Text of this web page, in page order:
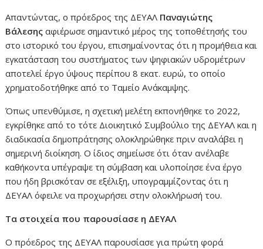
Απαντώντας, ο πρόεδρος της ΔΕΥΑΛ Παναγιώτης
Βάλεσηςαφιέρωσε σημαντικό μέρος της τοποθέτησής του
στο ιστορικό του έργου, επισημαίνοντας ότι η προμήθεια και
εγκατάσταση του συστήματος των ψηφιακών υδρομέτρων
αποτελεί έργο ύψους περίπου 8 εκατ. ευρώ, το οποίο
χρηματοδοτήθηκε από το Ταμείο Ανάκαμψης.
Όπως υπενθύμισε, η σχετική μελέτη εκπονήθηκε το 2022,
εγκρίθηκε από το τότε Διοικητικό Συμβούλιο της ΔΕΥΑΛ και η
διαδικασία δημοπράτησης ολοκληρώθηκε πριν αναλάβει η
σημερινή διοίκηση. Ο ίδιος σημείωσε ότι όταν ανέλαβε
καθήκοντα υπέγραψε τη σύμβαση και υλοποίησε ένα έργο
που ήδη βρισκόταν σε εξέλιξη, υπογραμμίζοντας ότι η
ΔΕΥΑΛ όφειλε να προχωρήσει στην ολοκλήρωσή του.
Τα στοιχεία που παρουσίασε η ΔΕΥΑΛ
Ο πρόεδρος της ΔΕΥΑΛ παρουσίασε για πρώτη φορά